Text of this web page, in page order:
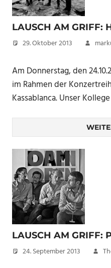
LAUSCH AM GRIFF:
29. Oktober 2013
Am Donnerstag, den
im Rahmen der
Kassablanca. Unser
LAUSCH AM GRIFF:
24. September 2013